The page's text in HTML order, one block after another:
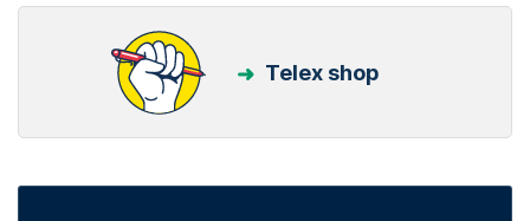
Telex shop